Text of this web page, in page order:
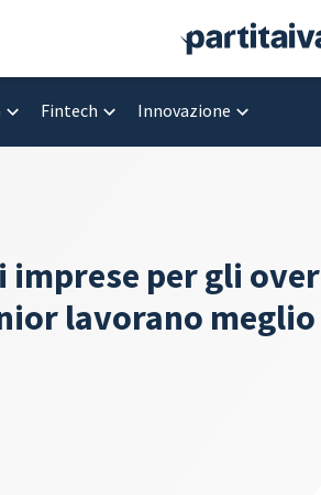
Fintech Innovazione
per gli over
lavorano meglio